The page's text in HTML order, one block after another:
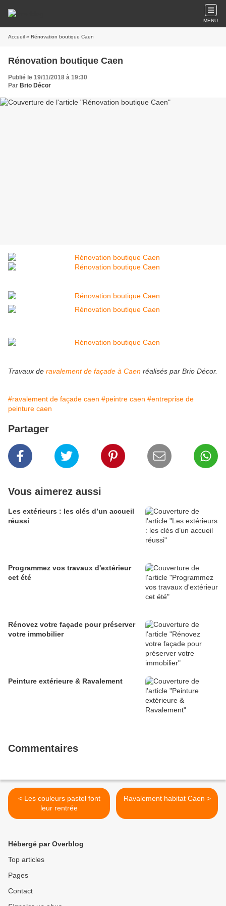
MENU
Accueil » Rénovation boutique Caen
Rénovation boutique Caen
Publié le 19/11/2018 à 19:30
Par Brio Décor
Travaux de ravalement de façade à Caen réalisés par Brio Décor.
#ravalement de façade caen #peintre caen #entreprise de
peinture caen
Partager
Vous aimerez aussi
Les extérieurs : les clés d’un accueil
réussi
Programmez vos travaux d'extérieur
cet été
Rénovez votre façade pour préserver
votre immobilier
Peinture extérieure & Ravalement
Commentaires
< Les couleurs pastel font
leur rentrée
Ravalement habitat Caen >
Hébergé par Overblog
Top articles
Pages
Contact